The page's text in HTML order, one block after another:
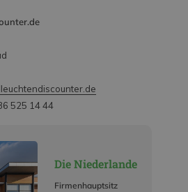
525 14 44
Die Niederlande
Firmenhauptsitz